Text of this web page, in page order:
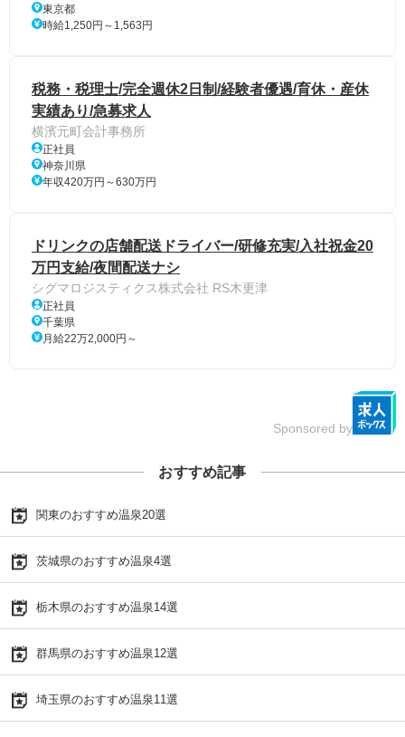
東京都
時給1,250円～1,563円
税務・税理士/完全週休2日制/経験者優遇/育休・産休
実績あり/急募求人
横濱元町会計事務所
正社員
神奈川県
年収420万円～630万円
ドリンクの店舗配送ドライバー/研修充実/入社祝金20
万円支給/夜間配送ナシ
シグマロジスティクス株式会社 RS木更津
正社員
千葉県
月給22万2,000円～
Sponsored by
おすすめ記事
関東のおすすめ温泉20選
茨城県のおすすめ温泉4選
栃木県のおすすめ温泉14選
群馬県のおすすめ温泉12選
埼玉県のおすすめ温泉11選